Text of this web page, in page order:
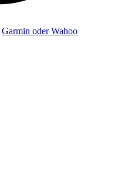
Garmin oder Wahoo